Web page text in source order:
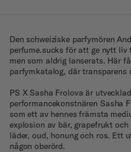
Den schweiziske parfymören
perfume.sucks för att ge nytt
men som aldrig lanserats. Här
parfymkatalog, där
PS X Sasha Frolova är
performancekonstnären Sasha
som ett av hennes främsta
explosion av bär, grapefrukt
läder, oud, honung och ros. Ett
någon oberörd.